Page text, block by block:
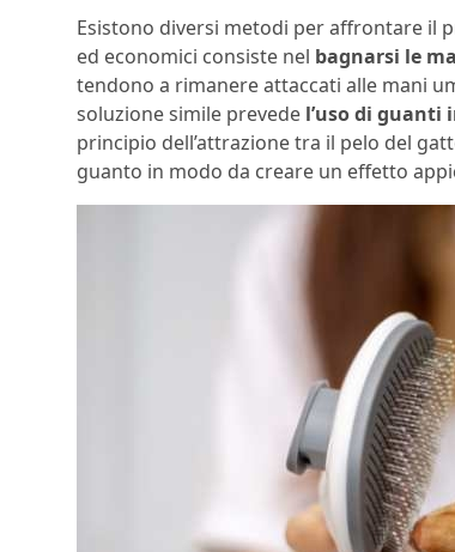
Esistono diversi metodi per affrontare il
ed economici consiste nel bagnarsi le
tendono a rimanere attaccati alle mani
soluzione simile prevede l’uso di guanti
principio dell’attrazione tra il pelo del
guanto in modo da creare un effetto